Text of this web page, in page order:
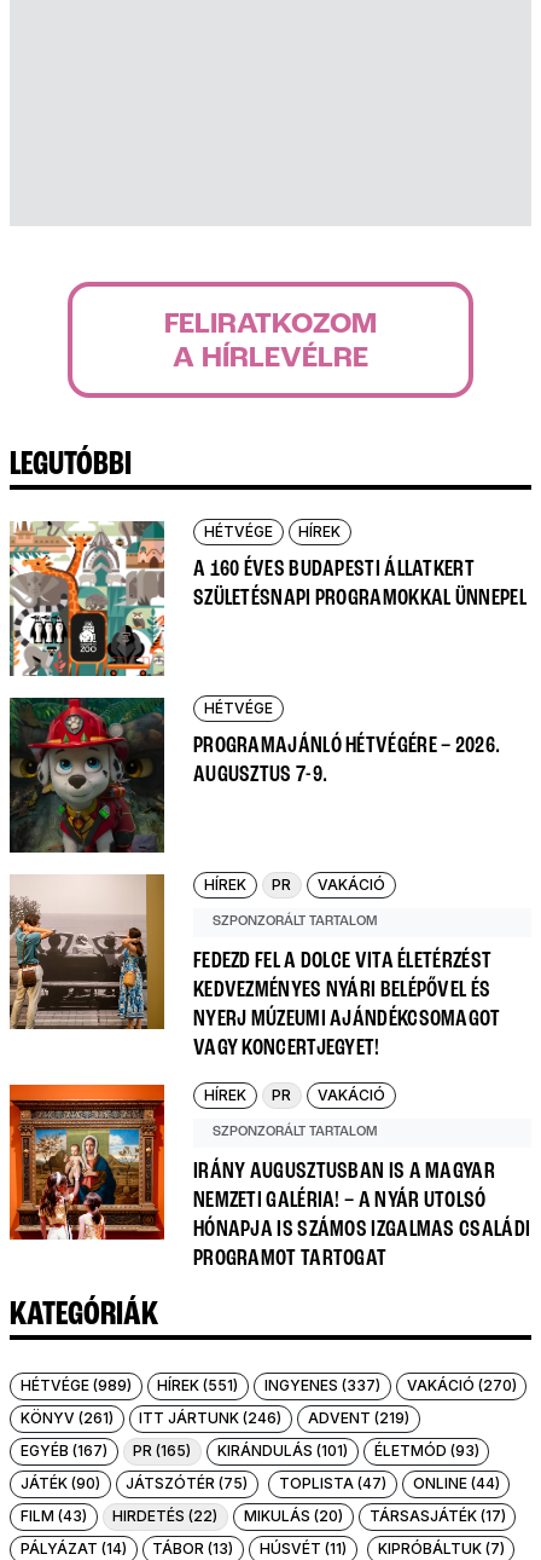
FELIRATKOZOM
A HÍRLEVÉLRE
LEGUTÓBBI
HÉTVÉGE HÍREK
A 160 ÉVES BUDAPESTI ÁLLATKERT
SZÜLETÉSNAPI PROGRAMOKKAL ÜNNEPEL
HÉTVÉGE
PROGRAMAJÁNLÓ HÉTVÉGÉRE – 2026.
AUGUSZTUS 7-9.
HÍREK PR VAKÁCIÓ
SZPONZORÁLT TARTALOM
FEDEZD FEL A DOLCE VITA ÉLETÉRZÉST
KEDVEZMÉNYES NYÁRI BELÉPŐVEL ÉS
NYERJ MÚZEUMI AJÁNDÉKCSOMAGOT
VAGY KONCERTJEGYET!
HÍREK PR VAKÁCIÓ
SZPONZORÁLT TARTALOM
IRÁNY AUGUSZTUSBAN IS A MAGYAR
NEMZETI GALÉRIA! – A NYÁR UTOLSÓ
HÓNAPJA IS SZÁMOS IZGALMAS CSALÁDI
PROGRAMOT TARTOGAT
KATEGÓRIÁK
HÉTVÉGE (989) HÍREK (551) INGYENES (337)
VAKÁCIÓ (270)
KÖNYV (261)
ITT JÁRTUNK (246)
ADVENT (219)
EGYÉB (167)
PR (165) KIRÁNDULÁS (101)
ÉLETMÓD (93)
JÁTÉK (90)
JÁTSZÓTÉR (75) TOPLISTA (47)
ONLINE (44)
FILM (43)
HIRDETÉS (22) MIKULÁS (20)
TÁRSASJÁTÉK (17)
PÁLYÁZAT (14)
TÁBOR (13) HÚSVÉT (11)
KIPRÓBÁLTUK (7)